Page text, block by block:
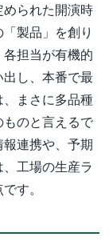
られた開演時
製品」を創り
担当が有機的
し、本番で最
まさに多品種
のと言えるで
連携や、予期
工場の生産ラ
す。